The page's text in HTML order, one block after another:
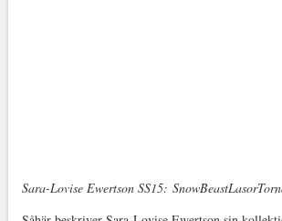
Sara-Lovise Ewertson SS15: